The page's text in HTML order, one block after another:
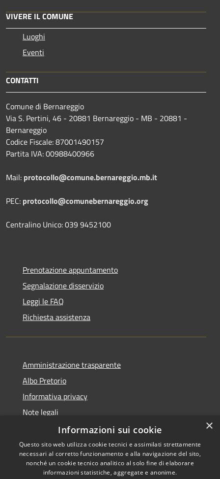
VIVERE IL COMUNE
Luoghi
Eventi
CONTATTI
Comune di Bernareggio
Via S. Pertini, 46 - 20881 Bernareggio - MB - 20881 -
Bernareggio
Codice Fiscale: 87001490157
Partita IVA: 00988400966
Mail: protocollo@comune.bernareggio.mb.it
PEC: protocollo@comunebernareggio.org
Centralino Unico: 039 9452100
Prenotazione appuntamento
Segnalazione disservizio
Leggi le FAQ
Richiesta assistenza
Amministrazione trasparente
Albo Pretorio
Informativa privacy
Note legali
Dichiarazione di accessibilità
×
Informazioni sui cookie
Questo sito web utilizza cookie tecnici e assimilati strettamente
necessari al corretto funzionamento e alla navigazione del sito,
nonché un cookie tecnico analitico al solo fine di elaborare
informazioni statistiche, aggregate e anonime.